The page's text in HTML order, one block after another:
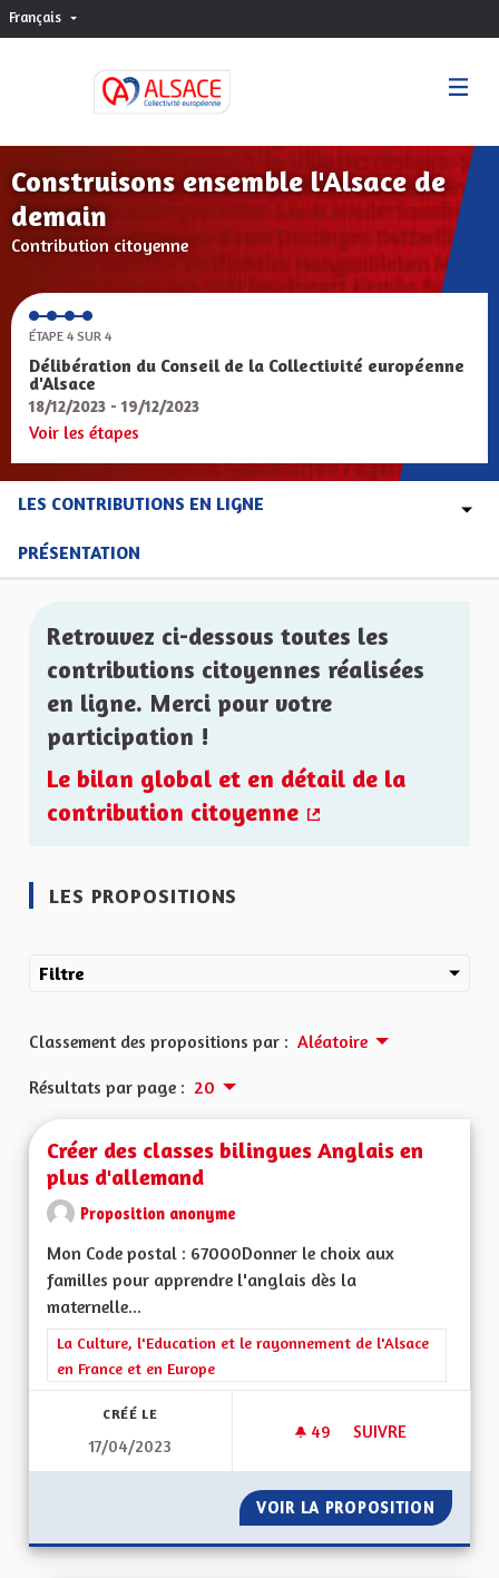
Français Choisir la langue
Construisons ensemble l'Alsace de
demain
Contribution citoyenne
ÉTAPE 4 SUR 4
Délibération du Conseil de la Collectivité européenne
d'Alsace
18/12/2023 - 19/12/2023
Voir les étapes
LES CONTRIBUTIONS EN LIGNE
PRÉSENTATION
Retrouvez ci-dessous toutes les
contributions citoyennes réalisées
en ligne. Merci pour votre
participation !
Le bilan global et en détail de la
contribution citoyenne
LES PROPOSITIONS
Filtre
Classement des propositions par : Aléatoire
Résultats par page : 20
Créer des classes bilingues Anglais en
plus d'allemand
Proposition anonyme
Mon Code postal : 67000Donner le choix aux
familles pour apprendre l'anglais dès la
maternelle...
Filtrer les résultats de la catégorie : La Culture, l'Education et
La Culture, l'Education et le rayonnement de l'Alsace
en France et en Europe
CRÉÉ LE
17/04/2023
49 49 ABONNÉS
SUIVRE
VOIR LA PROPOSITION